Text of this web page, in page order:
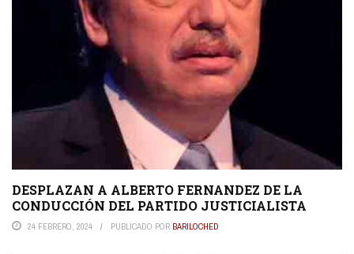
DESPLAZAN A ALBERTO FERNANDEZ DE LA
CONDUCCIÓN DEL PARTIDO JUSTICIALISTA
24 FEBRERO, 2024 PUBLICADO POR BARILOCHED